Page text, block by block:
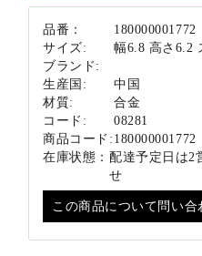
品番：
180000001772
サイズ:
幅6.8 高さ6.2
ブランド:
生産国:
中国
材質:
合金
コード:
08281
商品コード: 180000001772
在庫状態： 配達予定日は2
せ
この商品について問い合